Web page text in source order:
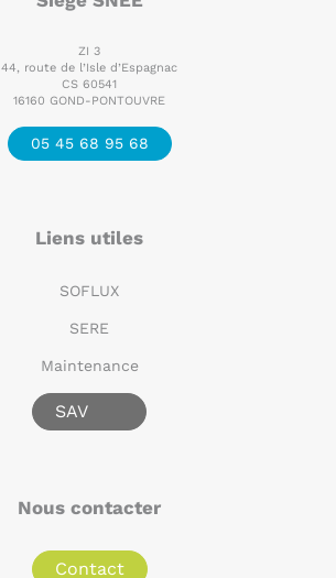
ZI 3
44, route de l’Isle d’Espagnac
CS 60541
16160 GOND-PONTOUVRE
05 45 68 95 68
Liens utiles
SOFLUX
SERE
Maintenance
SAV
Nous contacter
Contact